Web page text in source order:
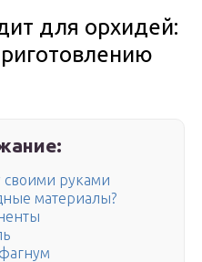
для орхидей:
своими руками
материалы?